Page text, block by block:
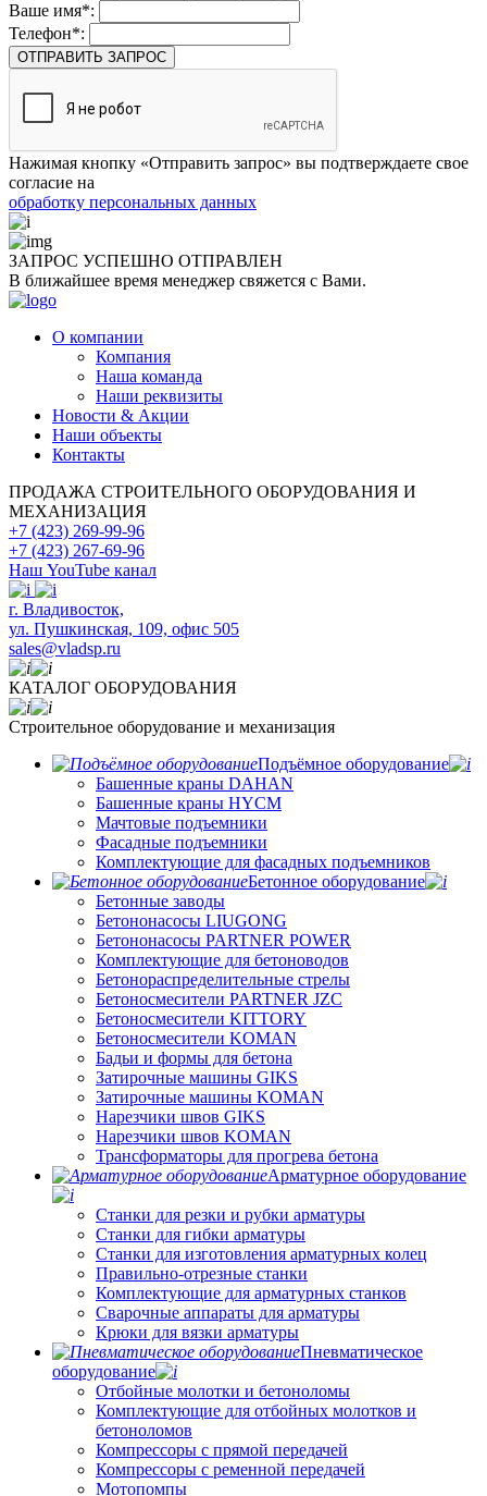
Ваше имя*:
Телефон*:
ОТПРАВИТЬ ЗАПРОС
Нажимая кнопку «Отправить запрос» вы подтверждаете свое
согласие на
обработку персональных данных
ЗАПРОС УСПЕШНО ОТПРАВЛЕН
В ближайшее время менеджер свяжется с Вами.
О компании
Компания
Наша команда
Наши реквизиты
Новости & Акции
Наши объекты
Контакты
ПРОДАЖА СТРОИТЕЛЬНОГО ОБОРУДОВАНИЯ И
МЕХАНИЗАЦИЯ
+7 (423) 269-99-96
+7 (423) 267-69-96
Наш YouTube канал
​г. Владивосток,
ул. Пушкинская, 109, офис 505
sales@vladsp.ru
КАТАЛОГ ОБОРУДОВАНИЯ
Строительное оборудование и механизация
Подъёмное оборудование
Башенные краны DAHAN
Башенные краны HYCM
Мачтовые подъемники
Фасадные подъемники
Комплектующие для фасадных подъемников
Бетонное оборудование
Бетонные заводы
Бетононасосы LIUGONG
Бетононасосы PARTNER POWER
Комплектующие для бетоноводов
Бетонораспределительные стрелы
Бетоносмесители PARTNER JZC
Бетоносмесители KITTORY
Бетоносмесители KOMAN
Бадьи и формы для бетона
Затирочные машины GIKS
Затирочные машины KOMAN
Нарезчики швов GIKS
Нарезчики швов KOMAN
Трансформаторы для прогрева бетона
Арматурное оборудование
Станки для резки и рубки арматуры
Станки для гибки арматуры
Станки для изготовления арматурных колец
Правильно-отрезные станки
Комплектующие для арматурных станков
Сварочные аппараты для арматуры
Крюки для вязки арматуры
Пневматическое
оборудование
Отбойные молотки и бетоноломы
Комплектующие для отбойных молотков и
бетоноломов
Компрессоры с прямой передачей
Компрессоры с ременной передачей
Мотопомпы